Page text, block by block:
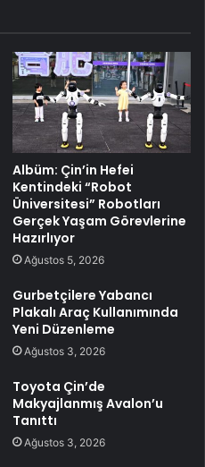
Albüm: Çin’in Hefei
Kentindeki “Robot
Üniversitesi” Robotları
Gerçek Yaşam Görevlerine
Hazırlıyor
Ağustos 5, 2026
Gurbetçilere Yabancı
Plakalı Araç Kullanımında
Yeni Düzenleme
Ağustos 3, 2026
Toyota Çin’de
Makyajlanmış Avalon’u
Tanıttı
Ağustos 3, 2026